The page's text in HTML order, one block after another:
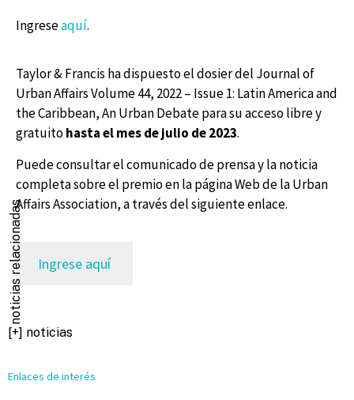
Ingreseaquí.
Taylor & Francis ha dispuesto el dosier del Journal of
Urban Affairs Volume 44, 2022 – Issue 1: Latin America and
the Caribbean, An Urban Debate para su acceso libre y
gratuitohasta el mes de julio de 2023.
Puede consultar el comunicado de prensa y la noticia
completa sobre el premio en la página Web de la Urban
Affairs Association, a través del siguiente enlace.
Ingrese aquí
[+] noticias
noticias relacionadas
Enlaces de interés